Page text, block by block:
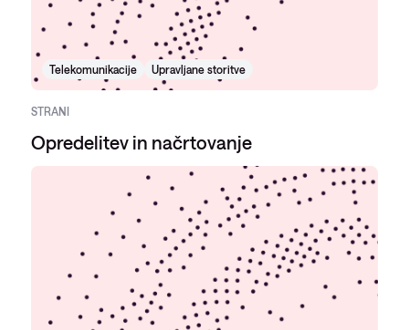
Telekomunikacije Upravljane storitve
STRANI
Opredelitev in načrtovanje